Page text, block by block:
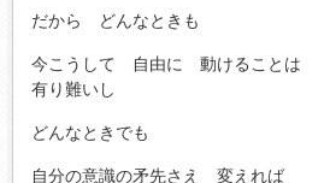
だから どんなときも
今こうして 自由に 動けることは
有り難いし
どんなときでも
自分の意識の矛先さえ 変えれば